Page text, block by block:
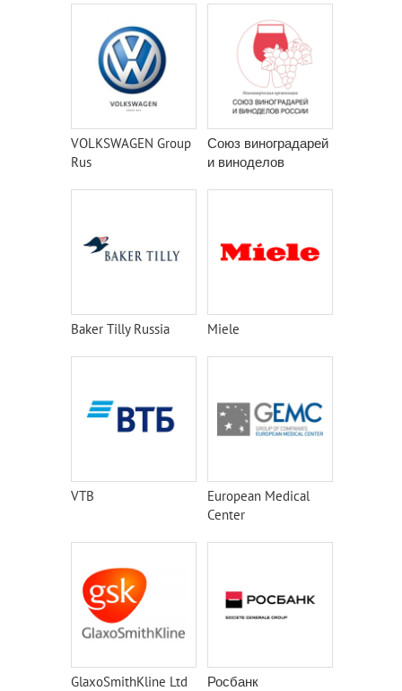
VOLKSWAGEN Group
Rus
Союз виноградарей
и виноделов
Baker Tilly Russia Miele
VTB
European Medical
Center
GlaxoSmithKline Ltd Росбанк